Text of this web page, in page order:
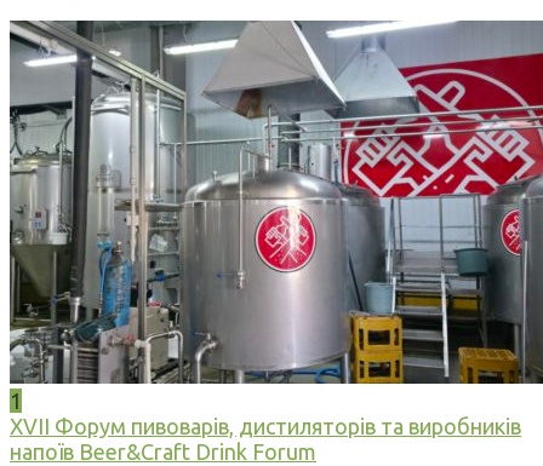
1
XVII Форум пивоварів, дистиляторів та виробників
напоїв Beer&Craft Drink Forum